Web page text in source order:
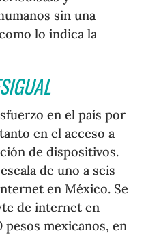
sin una
lo indica la
en el país por
en el acceso a
de dispositivos.
de uno a seis
en México. Se
de internet en
pesos mexicanos, en